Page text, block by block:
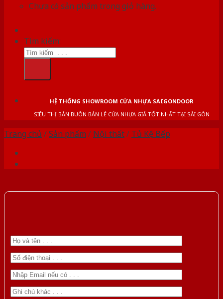
Chưa có sản phẩm trong giỏ hàng.
Tìm kiếm:
HỆ THỐNG SHOWROOM CỬA NHỰA SAIGONDOOR
SIÊU THỊ BÁN BUÔN BÁN LẺ CỬA NHỰA GIÁ TỐT NHẤT TẠI SÀI GÒN
Trang chủ /Sản phẩm / Nội thất/ Tủ Kệ Bếp